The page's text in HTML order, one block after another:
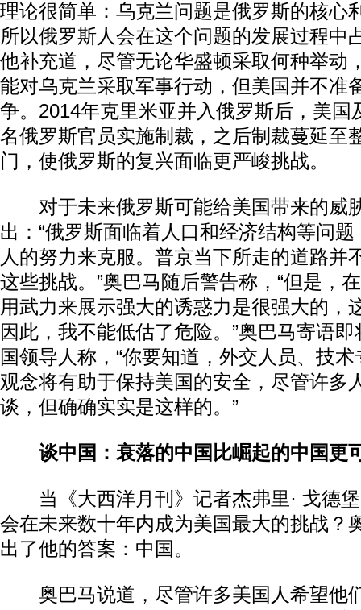
理论很简单：乌克兰问题是俄罗斯的核心
所以俄罗斯人会在这个问题的发展过程中
他补充道，尽管无论华盛顿采取何种举动
能对乌克兰采取军事行动，但美国并不准
争。2014年克里米亚并入俄罗斯后，美国
名俄罗斯官员实施制裁，之后制裁蔓延至
门，使俄罗斯的复兴面临更严峻挑战。
对于未来俄罗斯可能给美国带来的威
出：“俄罗斯面临着人口和经济结构等问
人的努力来克服。普京当下所走的道路并
这些挑战。”奥巴马随后警告称，“但是，
用武力来展示强大的诱惑力是很强大的，
因此，我不能低估了危险。”奥巴马寄语
国领导人称，“你要知道，外交人员、技
观念将有助于保持美国的安全，尽管许多
谈，但确确实实是这样的。”
谈中国：衰落的中国比崛起的中国更
当《大西洋月刊》记者杰弗里· 戈德堡
会在未来数十年内成为美国最大的挑战？
出了他的答案：中国。
奥巴马说道，尽管许多美国人希望他